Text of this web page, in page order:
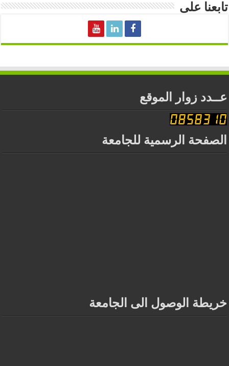
تابعنا على
عــدد زوار الموقع
الصفحة الرسمية للجامعة
خريطة الوصول الى الجامعة